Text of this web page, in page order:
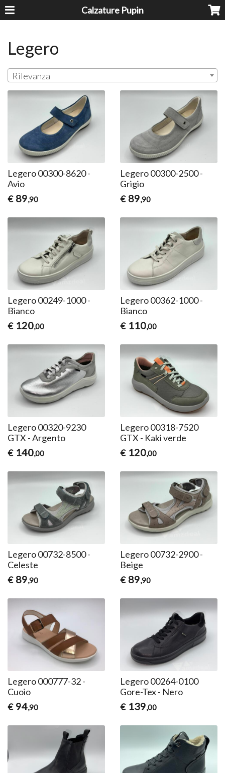
Calzature Pupin
Legero
Rilevanza
Legero 00300-8620 -
Avio
€ 89,90
Legero 00300-2500 -
Grigio
€ 89,90
Legero 00249-1000 -
Bianco
€ 120,00
Legero 00362-1000 -
Bianco
€ 110,00
Legero 00320-9230
GTX - Argento
€ 140,00
Legero 00318-7520
GTX - Kaki verde
€ 120,00
Legero 00732-8500 -
Celeste
€ 89,90
Legero 00732-2900 -
Beige
€ 89,90
Legero 000777-32 -
Cuoio
€ 94,90
Legero 00264-0100
Gore-Tex - Nero
€ 139,00